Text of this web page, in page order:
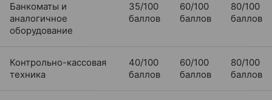
Банкоматы и
аналогичное
оборудование
35/100
баллов
60/100
баллов
80/100
баллов
Контрольно-кассовая
техника
40/100
баллов
60/100
баллов
80/100
баллов